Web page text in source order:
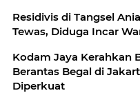
Residivis di Tangsel
Tewas, Diduga Incar
Kodam Jaya Kerahkan
Berantas Begal di
Diperkuat